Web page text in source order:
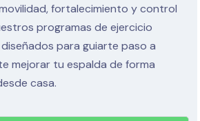
fortalecimiento y control
programas de ejercicio
para guiarte paso a
mejorar tu espalda de forma
casa.